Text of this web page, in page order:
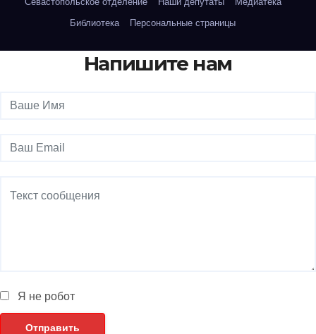
Библиотека
Персональные страницы
Напишите нам
Я не робот
Отправить